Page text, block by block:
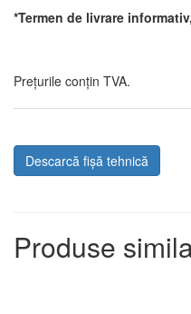
*Termen de livrare
Prețurile conțin TVA.
Descarcă fișă tehnică
Produse